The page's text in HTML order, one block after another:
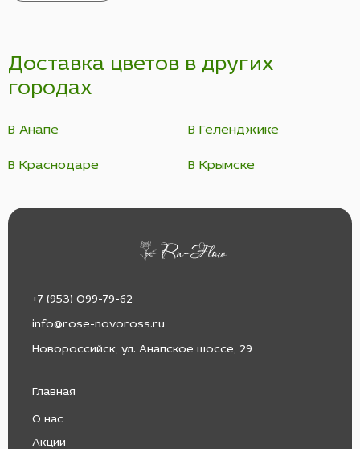
Доставка цветов в других
городах
В Анапе В Геленджике
В Краснодаре В Крымске
+7 (953) 099-79-62
info@rose-novoross.ru
Новороссийск, ул. Анапское шоссе, 29
Главная
О нас
Акции